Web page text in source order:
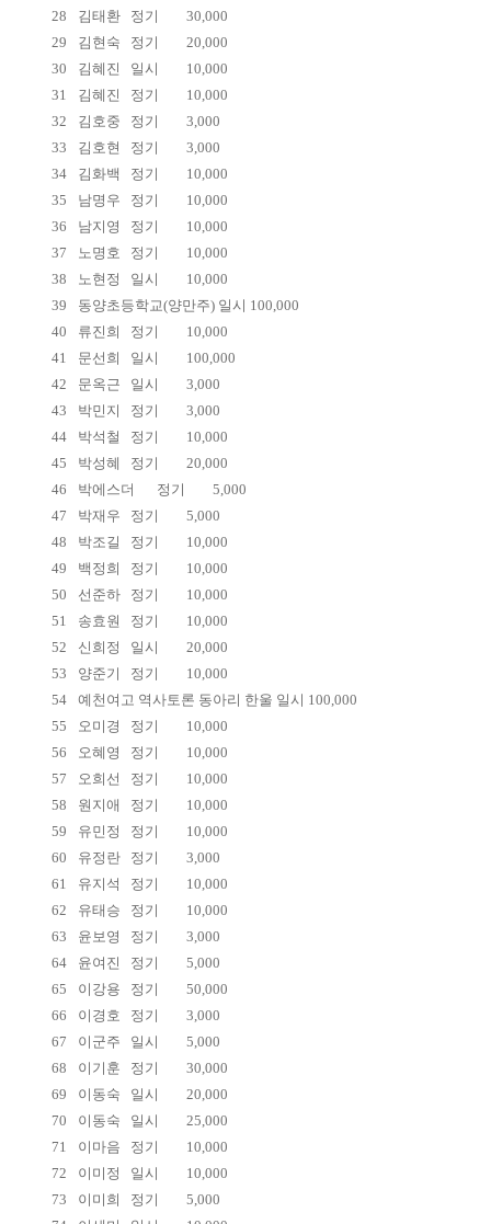
28
김태환 정기
30,000
29
김현숙 정기
20,000
30
김혜진 일시
10,000
31
김혜진 정기
10,000
32
김호중 정기
3,000
33
김호현 정기
3,000
34
김화백 정기
10,000
35
남명우 정기
10,000
36
남지영 정기
10,000
37
노명호 정기
10,000
38
노현정 일시
10,000
39
동양초등학교(양만주) 일시 100,000
40
류진희 정기
10,000
41
문선희 일시
100,000
42
문옥근 일시
3,000
43
박민지 정기
3,000
44
박석철 정기
10,000
45
박성혜 정기
20,000
46
박에스더 정기
5,000
47
박재우 정기
5,000
48
박조길 정기
10,000
49
백정희 정기
10,000
50
선준하 정기
10,000
51
송효원 정기
10,000
52
신희정 일시
20,000
53
양준기 정기
10,000
54
예천여고 역사토론 동아리 한울 일시 100,000
55
오미경 정기
10,000
56
오혜영 정기
10,000
57
오희선 정기
10,000
58
원지애 정기
10,000
59
유민정 정기
10,000
60
유정란 정기
3,000
61
유지석 정기
10,000
62
유태승 정기
10,000
63
윤보영 정기
3,000
64
윤여진 정기
5,000
65
이강용 정기
50,000
66
이경호 정기
3,000
67
이군주 일시
5,000
68
이기훈 정기
30,000
69
이동숙 일시
20,000
70
이동숙 일시
25,000
71
이마음 정기
10,000
72
이미정 일시
10,000
73
이미희 정기
5,000